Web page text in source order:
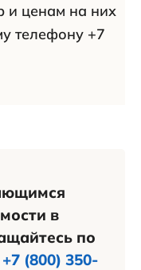
и ценам на них
телефону +7
в
по
+7 (800) 350-